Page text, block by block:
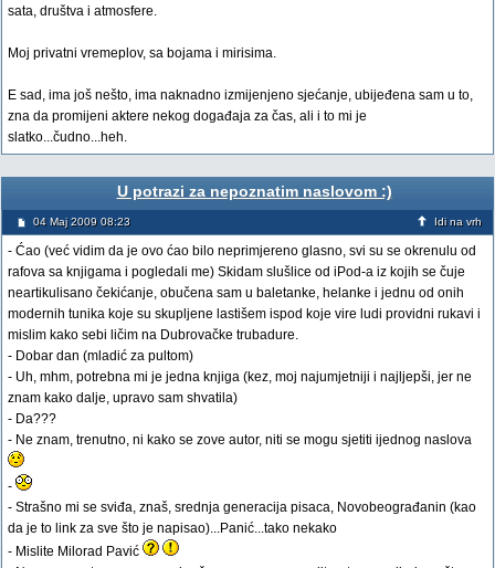
sata, društva i atmosfere.
Moj privatni vremeplov, sa bojama i mirisima.
E sad, ima još nešto, ima naknadno izmijenjeno sjećanje, ubijeđena sam u to,
zna da promijeni aktere nekog događaja za čas, ali i to mi je
slatko...čudno...heh.
U potrazi za nepoznatim naslovom :)
04 Maj 2009 08:23 Idi na vrh
- Ćao (već vidim da je ovo ćao bilo neprimjereno glasno, svi su se okrenulu od
rafova sa knjigama i pogledali me) Skidam slušlice od iPod-a iz kojih se čuje
neartikulisano čekićanje, obučena sam u baletanke, helanke i jednu od onih
modernih tunika koje su skupljene lastišem ispod koje vire ludi providni rukavi i
mislim kako sebi ličim na Dubrovačke trubadure.
- Dobar dan (mladić za pultom)
- Uh, mhm, potrebna mi je jedna knjiga (kez, moj najumjetniji i najljepši, jer ne
znam kako dalje, upravo sam shvatila)
- Da???
- Ne znam, trenutno, ni kako se zove autor, niti se mogu sjetiti ijednog naslova
-
- Strašno mi se sviđa, znaš, srednja generacija pisaca, Novobeograđanin (kao
da je to link za sve što je napisao)...Panić...tako nekako
- Mislite Milorad Pavić